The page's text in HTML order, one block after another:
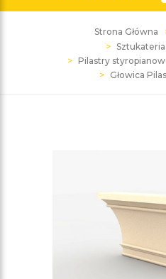
Strona Główna
Pilastry
Głowica